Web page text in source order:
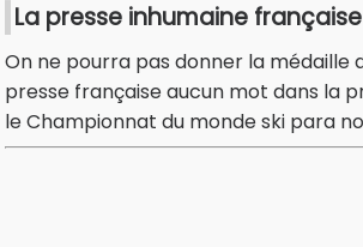
La presse inhumaine française
On ne pourra pas donner la médaille
presse française aucun mot dans la
le Championnat du monde ski para